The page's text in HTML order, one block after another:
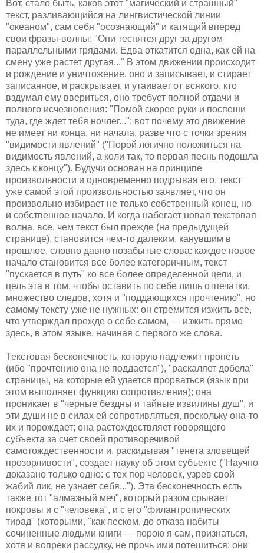
Вот, стало быть, каков этот "магический и страшный"
текст, разливающийся на лингвистической линии
"океаном", сам себя "осознающий" и катящий вперед
свои фразы-волны: "Они теснятся друг за другом
параллельными грядами. Едва откатится одна, как ей на
смену уже растет другая..." В этом движении происходит
и рождение и уничтожение, оно и записывает, и стирает
записанное, и раскрывает, и утаивает от всякого, кто
вздумал ему ввериться, оно требует полной отдачи и
полного исчезновения: "Помой скорее руки и поспеши
туда, где ждет тебя ночлег..."; вот почему это движение
не имеет ни конца, ни начала, разве что с точки зрения
"видимости явлений" ("Порой логично положиться на
видимость явлений, а коли так, то первая песнь подошла
здесь к концу"). Будучи основан на принципе
произвольности и одновременно подрывая его, текст
уже самой этой произвольностью заявляет, что он
произвольно избирает не только собственный конец, но
и собственное начало. И когда набегает новая текстовая
волна, все, чем текст был прежде (на предыдущей
странице), становится чем-то далеким, канувшим в
прошлое, словно давно позабытые слова: каждое новое
начало становится все более категоричным, текст
"пускается в путь" ко все более определенной цели, и
цель эта в том, чтобы оставить по себе лишь отпечатки,
множество следов, хотя и "поддающихся прочтению", но
самому тексту уже не нужных: он стремится изжить все,
что утверждал прежде о себе самом, — изжить прямо
здесь, в этом языке, начиная с первого же слова.
Текстовая бесконечность, которую надлежит пропеть
(ибо "прочтению она не поддается"), "раскаляет добела"
страницы, на которые ей удается прорваться (язык при
этом выполняет функцию сопротивления); она
проникает в "черные бездны и тайные извилины душ", и
эти души не в силах ей сопротивляться, поскольку она-то
их и порождает; она растождествляет говорящего
субъекта за счет своей противоречивой
самотождественности и, раскидывая "тенета зловещей
прозорливости", создает науку об этом субъекте ("Научно
доказано только одно: с тех пор человек, узрев свой
жабий лик, не узнает себя..."). Эта бесконечность есть
также тот "алмазный меч", который разом срывает
покровы и с "человека", и с его "филантропических
тирад" (которыми, "как песком, до отказа набиты
сочиненные людьми книги — порою я сам, признаться,
хотя и вопреки рассудку, не прочь ими потешиться: они